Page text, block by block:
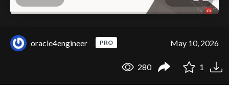
oracle4engineer PRO May 10, 2026
280 1